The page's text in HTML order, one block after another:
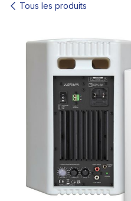
Tous les produits